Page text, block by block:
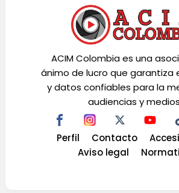
ACIM Colombia es una
ánimo de lucro que garantiza
y datos confiables para la
audiencias y
Perfil Contacto
Aviso legal